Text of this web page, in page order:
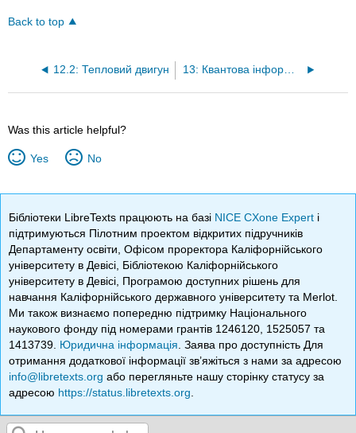
Back to top
12.2: Тепловий двигун
Was this article helpful?
Yes No
Бібліотеки LibreTexts працюють на базі NICE CXone Expert і
підтримуються Пілотним проектом відкритих підручників
Департаменту освіти, Офісом проректора Каліфорнійського
університету в Девісі, Бібліотекою Каліфорнійського
університету в Девісі, Програмою доступних рішень для
навчання Каліфорнійського державного університету та Merlot.
Ми також визнаємо попередню підтримку Національного
наукового фонду під номерами грантів 1246120, 1525057 та
1413739. Юридична інформація . Заява про доступність Для
отримання додаткової інформації зв’яжіться з нами за адресою
info@libretexts.org або перегляньте нашу сторінку статусу за
адресою https://status.libretexts.org